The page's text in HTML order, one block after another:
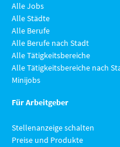
Alle Jobs
Alle Städte
Alle Berufe
Alle Berufe nach Stadt
Alle Tätigkeitsbereiche
Alle Tätigkeitsbereiche nach
Minijobs
Für Arbeitgeber
Stellenanzeige schalten
Preise und Produkte